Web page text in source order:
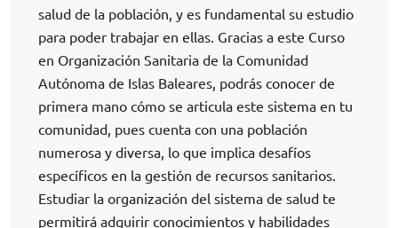
salud de la población, y es fundamental su estudio
para poder trabajar en ellas. Gracias a este Curso
en Organización Sanitaria de la Comunidad
Autónoma de Islas Baleares, podrás conocer de
primera mano cómo se articula este sistema en tu
comunidad, pues cuenta con una población
numerosa y diversa, lo que implica desafíos
específicos en la gestión de recursos sanitarios.
Estudiar la organización del sistema de salud te
permitirá adquirir conocimientos y habilidades